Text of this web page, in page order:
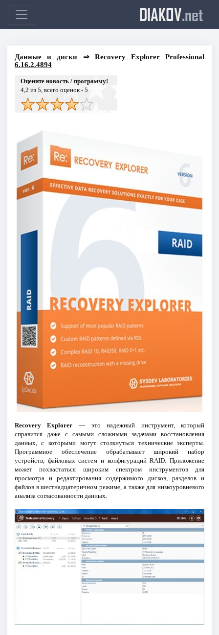
DIAKOV.net
Данные и диски ⇒ Recovery Explorer Professional
6.16.2.4894
Оцените новость / программу!
4,2 из 5, всего оценок - 5
Recovery Explorer — это надежный инструмент, который
справится даже с самыми сложными задачами восстановления
данных, с которыми могут столкнуться технические эксперты.
Программное обеспечение обрабатывает широкий набор
устройств, файловых систем и конфигураций RAID. Приложение
может похвастаться широким спектром инструментов для
просмотра и редактирования содержимого дисков, разделов и
файлов в шестнадцатеричном режиме, а также для низкоуровневого
анализа согласованности данных.